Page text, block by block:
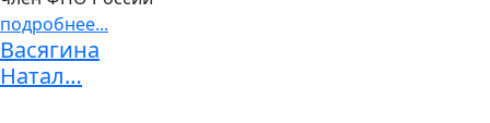
подробнее...
Васягина
Натал…